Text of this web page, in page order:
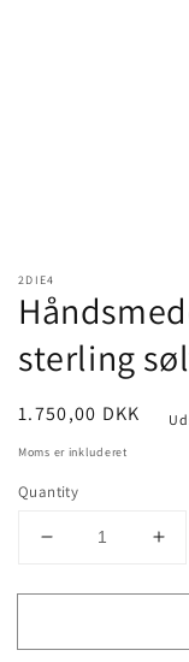
2DIE4
sterling
Pris
1.750,00 DKK
Moms er inkluderet
Quantity
Decrease
for
vintagekæde
for